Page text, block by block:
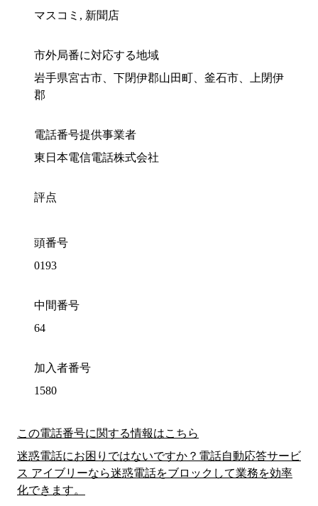
マスコミ, 新聞店
市外局番に対応する地域
岩手県宮古市、下閉伊郡山田町、釜石市、上閉伊
郡
電話番号提供事業者
東日本電信電話株式会社
評点
頭番号
0193
中間番号
64
加入者番号
1580
この電話番号に関する情報はこちら
迷惑電話にお困りではないですか？電話自動応答サービ
ス アイブリーなら迷惑電話をブロックして業務を効率
化できます。